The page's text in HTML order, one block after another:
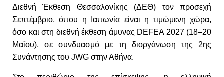
Διεθνή Έκθεση Θεσσαλονίκης (ΔΕΘ) τον προσεχή
Σεπτέμβριο, όπου η Ιαπωνία είναι η τιμώμενη χώρα,
όσο και στη διεθνή έκθεση άμυνας DEFEA 2027 (18–20
Μαΐου), σε συνδυασμό με τη διοργάνωση της 2ης
Συνάντησης του JWG στην Αθήνα.